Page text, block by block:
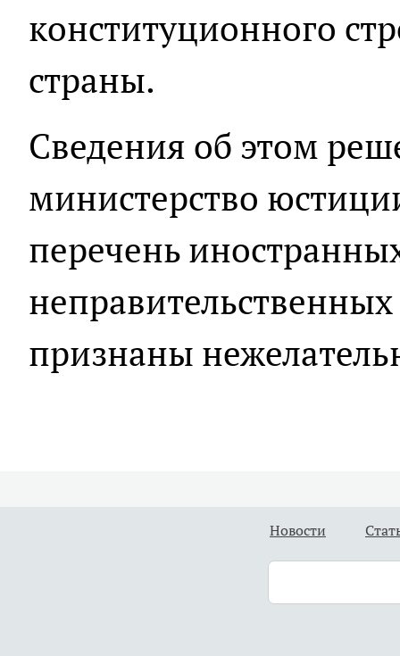
конституционного
страны.
Сведения об этом
министерство
перечень
признаны
Новости